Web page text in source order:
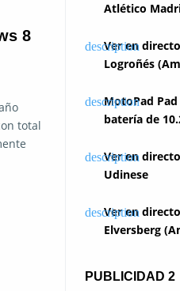
8
total
Atlético
Ver en
Logroñés
MotoPad
batería de
Ver en
Udinese
Ver en
Elversberg
PUBLICIDAD 2